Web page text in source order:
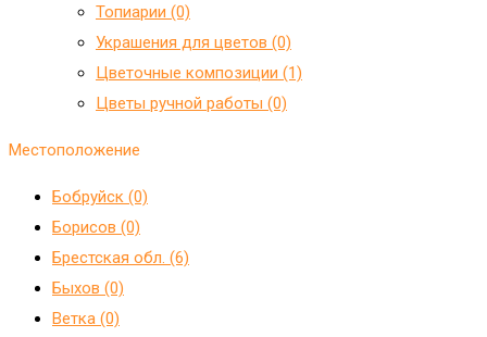
Топиарии (0)
Украшения для цветов (0)
Цветочные композиции (1)
Цветы ручной работы (0)
Местоположение
Бобруйск (0)
Борисов (0)
Брестская обл. (6)
Быхов (0)
Ветка (0)